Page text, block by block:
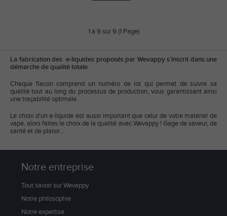
1 à 9 sur 9 (1 Page)
La fabrication des e-liquides proposés par Wevappy s’inscrit dans une
démarche de qualité totale.
Chaque flacon comprend un numéro de lot qui permet de suivre sa
qualité tout au long du processus de production, vous garantissant ainsi
une traçabilité optimale.
Le choix d'un e-liquide est aussi important que celui de votre matériel de
vape, alors faites le choix de la qualité avec Wevappy ! Gage de saveur, de
santé et de plaisir...
Notre entreprise
Tout savoir sur Wevappy
Notre philosophie
Notre expertise